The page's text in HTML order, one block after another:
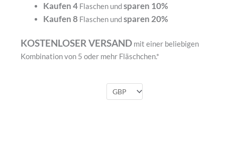
Kaufen 4 Flaschen undsparen 10%
Kaufen 8 Flaschen undsparen 20%
KOSTENLOSER VERSAND mit einer beliebigen
Kombination von 5 oder mehr Fläschchen.*